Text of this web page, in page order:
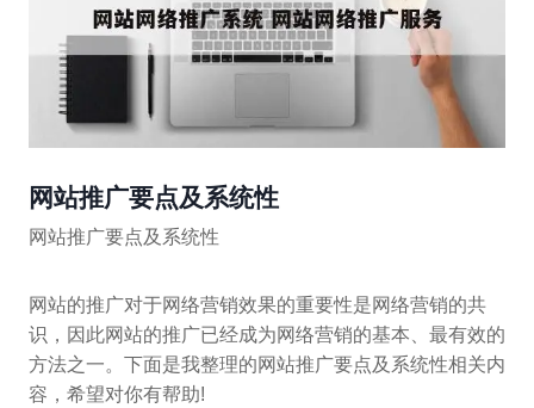
网站推广要点及系统性
网站推广要点及系统性
网站的推广对于网络营销效果的重要性是网络营销的共
识，因此网站的推广已经成为网络营销的基本、最有效的
方法之一。下面是我整理的网站推广要点及系统性相关内
容，希望对你有帮助!